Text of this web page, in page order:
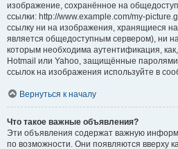
изображение, сохранённое на
ссылки: http://www.example.com/my-
ссылку ни на изображения, хранящиеся
является общедоступным сервером), ни
которым необходима аутентификация,
Hotmail или Yahoo, защищённые паролями
ссылок на изображения используйте в
Вернуться к началу
Что такое важные объявления?
Эти объявления содержат важную
по возможности. Они появляются вверху